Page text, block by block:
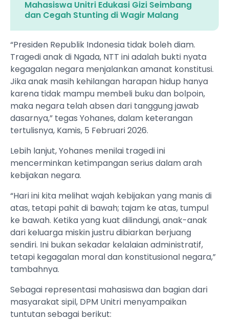
Mahasiswa Unitri Edukasi Gizi Seimbang
dan Cegah Stunting di Wagir Malang
“Presiden Republik Indonesia tidak boleh diam.
Tragedi anak di Ngada, NTT ini adalah bukti nyata
kegagalan negara menjalankan amanat konstitusi.
Jika anak masih kehilangan harapan hidup hanya
karena tidak mampu membeli buku dan bolpoin,
maka negara telah absen dari tanggung jawab
dasarnya,” tegas Yohanes, dalam keterangan
tertulisnya, Kamis, 5 Februari 2026.
Lebih lanjut, Yohanes menilai tragedi ini
mencerminkan ketimpangan serius dalam arah
kebijakan negara.
“Hari ini kita melihat wajah kebijakan yang manis di
atas, tetapi pahit di bawah; tajam ke atas, tumpul
ke bawah. Ketika yang kuat dilindungi, anak-anak
dari keluarga miskin justru dibiarkan berjuang
sendiri. Ini bukan sekadar kelalaian administratif,
tetapi kegagalan moral dan konstitusional negara,”
tambahnya.
Sebagai representasi mahasiswa dan bagian dari
masyarakat sipil, DPM Unitri menyampaikan
tuntutan sebagai berikut: